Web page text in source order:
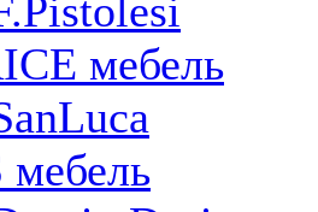
мебель
мебель